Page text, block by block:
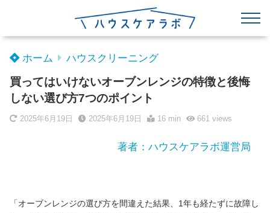
ホーム ハウスクリーニング
買ってはいけないオーブンレンジの特徴と後悔
しない選び方7つのポイント
2025年6月19日 2025年6月19日 16 min 661views
著者：ハウスケアラボ運営局
「オーブンレンジの選び方を間違えた結果、1年も経たずに故障し